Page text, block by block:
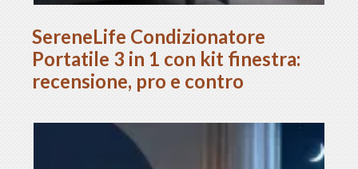
SereneLife Condizionatore
Portatile 3 in 1 con kit finestra:
recensione, pro e contro